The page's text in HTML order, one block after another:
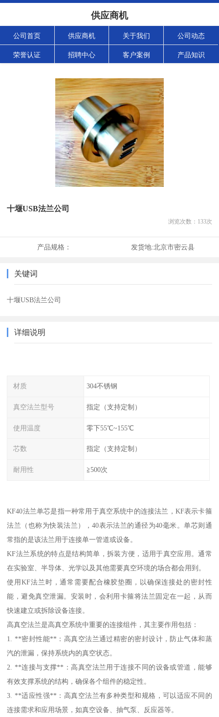
供应商机
公司首页 供应商机 关于我们 公司动态
荣誉认证 招聘中心 客户案例 产品知识
十堰USB法兰公司
浏览次数： 133次
产品规格： 发货地:北京市密云县
关键词
十堰USB法兰公司
详细说明
材质 304不锈钢
真空法兰型号 指定（支持定制）
使用温度 零下55℃~155℃
芯数 指定（支持定制）
耐用性 ≧500次
KF40法兰单芯是指一种常用于真空系统中的连接法兰，KF表示卡箍
法兰（也称为快装法兰），40表示法兰的通径为40毫米。单芯则通
常指的是该法兰用于连接单一管道或设备。
KF法兰系统的特点是结构简单，拆装方便，适用于真空应用。通常
在实验室、半导体、光学以及其他需要真空环境的场合都会用到。
使用KF法兰时，通常需要配合橡胶垫圈，以确保连接处的密封性
能，避免真空泄漏。安装时，会利用卡箍将法兰固定在一起，从而
快速建立或拆除设备连接。
高真空法兰是高真空系统中重要的连接组件，其主要作用包括：
1. **密封性能**：高真空法兰通过精密的密封设计，防止气体和蒸
汽的泄漏，保持系统内的真空状态。
2. **连接与支撑**：高真空法兰用于连接不同的设备或管道，能够
有效支撑系统的结构，确保各个组件的稳定性。
3. **适应性强**：高真空法兰有多种类型和规格，可以适应不同的
连接需求和应用场景，如真空设备、抽气泵、反应器等。